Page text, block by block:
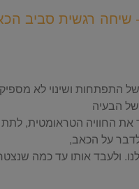
שיחה רגשית סביב
התפתחות ושינוי לא מספיק
של הבעיה
את החוויה הטראומטית,
על הכאב,
ולעבד אותו עד כמה